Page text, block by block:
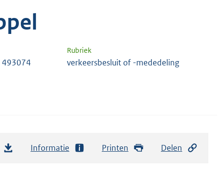
Rubriek
493074 verkeersbesluit of -mededeling
Informatie Printen Delen